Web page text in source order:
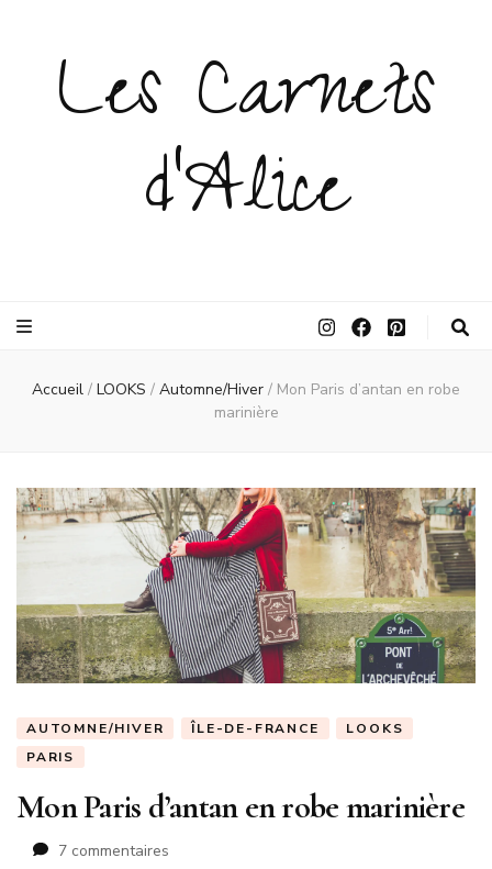
Les Carnets
d'Alice
Accueil / LOOKS / Automne/Hiver / Mon Paris d’antan en robe
marinière
AUTOMNE/HIVER ÎLE-DE-FRANCE
LOOKS
PARIS
Mon Paris d’antan en robe marinière
7 commentaires